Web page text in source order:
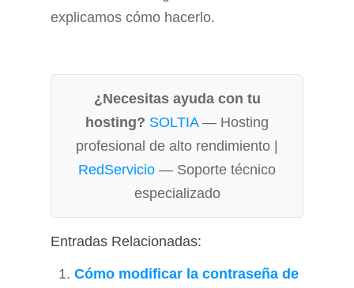
explicamos cómo hacerlo.
¿Necesitas ayuda con tu
hosting? SOLTIA— Hosting
profesional de alto rendimiento |
RedServicio — Soporte técnico
especializado
Entradas Relacionadas:
Cómo modificar la contraseña de